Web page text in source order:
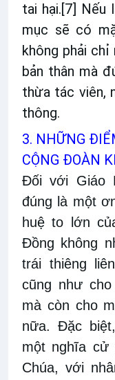
tai hại.[7] Nếu
mục sẽ có
không phải chỉ
bản thân mà
thừa tác viên,
thông.
3. NHỮNG
CỘNG ĐOÀN
Đối với Giáo
đúng là một
huệ to lớn
Đồng không
trái thiêng
cũng như
mà còn cho
nữa. Đặc
một nghĩa cử
Chúa, với